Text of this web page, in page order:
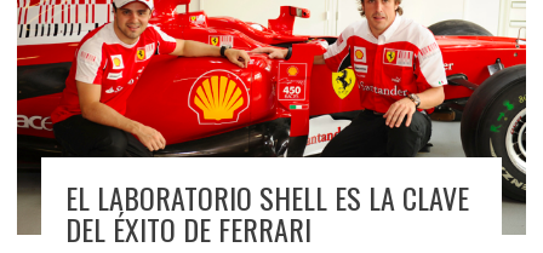
EL LABORATORIO SHELL ES LA CLAVE
DEL ÉXITO DE FERRARI